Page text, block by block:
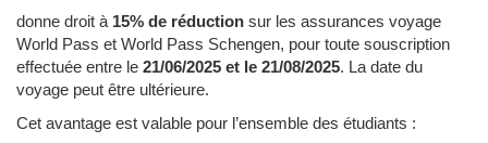
donne droit à 15% de réduction sur les assurances voyage
World Pass et World Pass Schengen, pour toute souscription
effectuée entre le 21/06/2025 et le 21/08/2025. La date du
voyage peut être ultérieure.
Cet avantage est valable pour l’ensemble des étudiants :